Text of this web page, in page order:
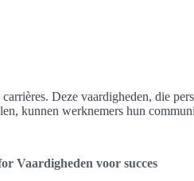
Deze vaardigheden, die
kunnen werknemers hun
Vaardigheden voor succes